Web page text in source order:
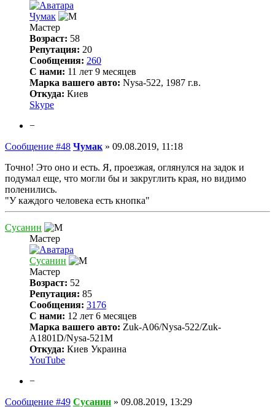
Чумак
Мастер
Возраст: 58
Репутация: 20
Сообщения: 260
С нами: 11 лет 9 месяцев
Марка вашего авто: Nysa-522, 1987 г.в.
Откуда: Киев
Skype
−
Сообщение #48 Чумак » 09.08.2019, 11:18
Точно! Это оно и есть. Я, проезжая, оглянулся на задок и
подумал еще, что могли бы и закруглить края, но видимо
поленились.
"У каждого человека есть кнопка"
Сусанин
Мастер
Сусанин
Мастер
Возраст: 52
Репутация: 85
Сообщения: 3176
С нами: 12 лет 6 месяцев
Марка вашего авто: Zuk-A06/Nysa-522/Zuk-
A1801D/Nysa-521M
Откуда: Киев Украина
YouTube
−
Сообщение #49 Сусанин » 09.08.2019, 13:29